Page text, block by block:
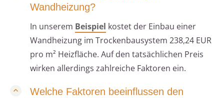
Wandheizung?
In unserem Beispiel kostet der Einbau einer
Wandheizung im Trockenbausystem 238,24 EUR
pro m² Heizfläche. Auf den tatsächlichen Preis
wirken allerdings zahlreiche Faktoren ein.
Welche Faktoren beeinflussen den